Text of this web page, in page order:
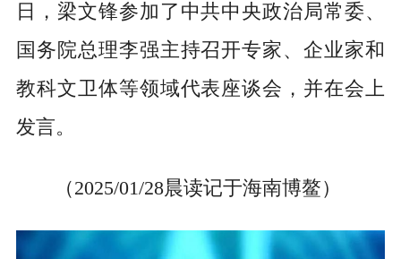
日，梁文锋参加了中共中央政治局常委、
国务院总理李强主持召开专家、企业家和
教科文卫体等领域代表座谈会，并在会上
发言。
（2025/01/28晨读记于海南博鳌）